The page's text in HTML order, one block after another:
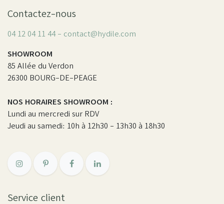
Contactez-nous
04 12 04 11 44 - contact@hydile.com
SHOWROOM
85 Allée du Verdon
26300 BOURG-DE-PEAGE
NOS HORAIRES SHOWROOM :
Lundi au mercredi sur RDV
Jeudi au samedi: 10h à 12h30 - 13h30 à 18h30
Service client